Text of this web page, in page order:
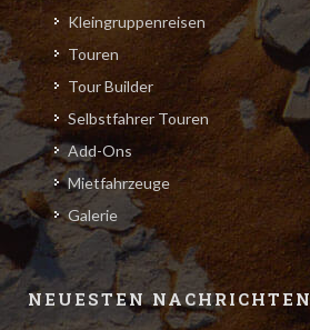
Kleingruppenreisen
Touren
Tour Builder
Selbstfahrer Touren
Add-Ons
Mietfahrzeuge
Galerie
NEUESTEN NACHRICHTEN